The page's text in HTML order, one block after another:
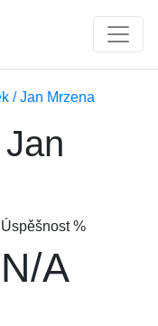
/ Jan Mrzena
Úspěšnost %
N/A